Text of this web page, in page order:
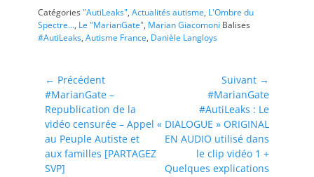
Catégories"AutiLeaks", Actualités autisme, L'Ombre du
Spectre..., Le "MarianGate", Marian Giacomoni Balises
#AutiLeaks, Autisme France, Danièle Langloys
Navigation
de
l’article
← Précédent
Article
précédent :
#MarianGate –
Republication de la
vidéo censurée – Appel
au Peuple Autiste et
aux familles [PARTAGEZ
SVP]
Suivant →
#MarianGate
#AutiLeaks : Le
« DIALOGUE » ORIGINAL
EN AUDIO utilisé dans
le clip vidéo 1 +
Quelques explications